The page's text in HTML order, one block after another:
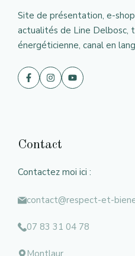
Site de présentation, e-
actualités de Line Delbosc,
énergéticienne, canal en
Contact
Contactez moi ici :
contact@respect-et-
07 83 31 04 78
Montlaur